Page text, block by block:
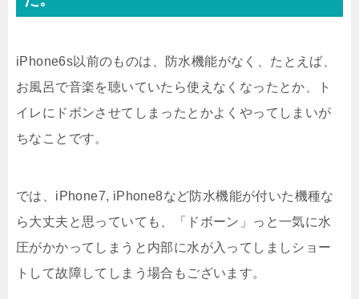
iPhone6s以前のものは、防水機能がなく、たとえば、
お風呂で音楽を聴いていたら使えなくなったとか、ト
イレにドボンさせてしまったとかよくやってしまいが
ちなことです。
では、iPhone7, iPhone8など防水機能が付いた機種な
ら大丈夫と思っていても、「ドボーン」っと一気に水
圧がかかってしまうと内部に水が入ってしましショー
トして故障してしまう場合もございます。